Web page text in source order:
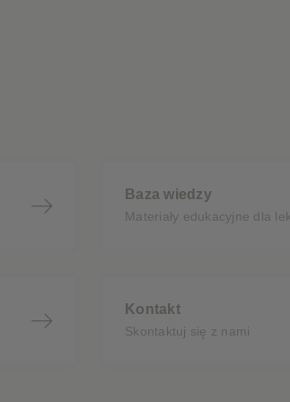
Baza wiedzy
Materiały edukacyjne dla
Kontakt
Skontaktuj się z nami